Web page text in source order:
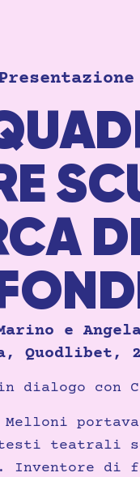
e
Quodlibet,
in dialogo
Melloni
testi
Inventore di